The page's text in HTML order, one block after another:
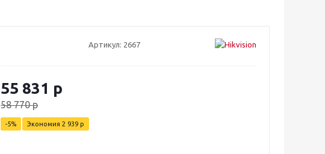
Артикул: 2667
55 831 р
58 770р
-5% Экономия 2 939 р